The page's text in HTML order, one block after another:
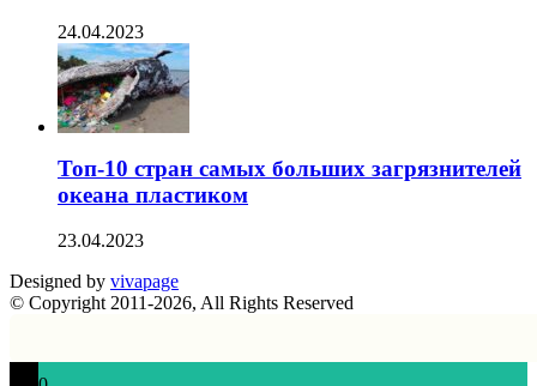
24.04.2023
Топ-10 стран самых больших загрязнителей
океана пластиком
23.04.2023
Designed by vivapage
© Copyright 2011-2026, All Rights Reserved